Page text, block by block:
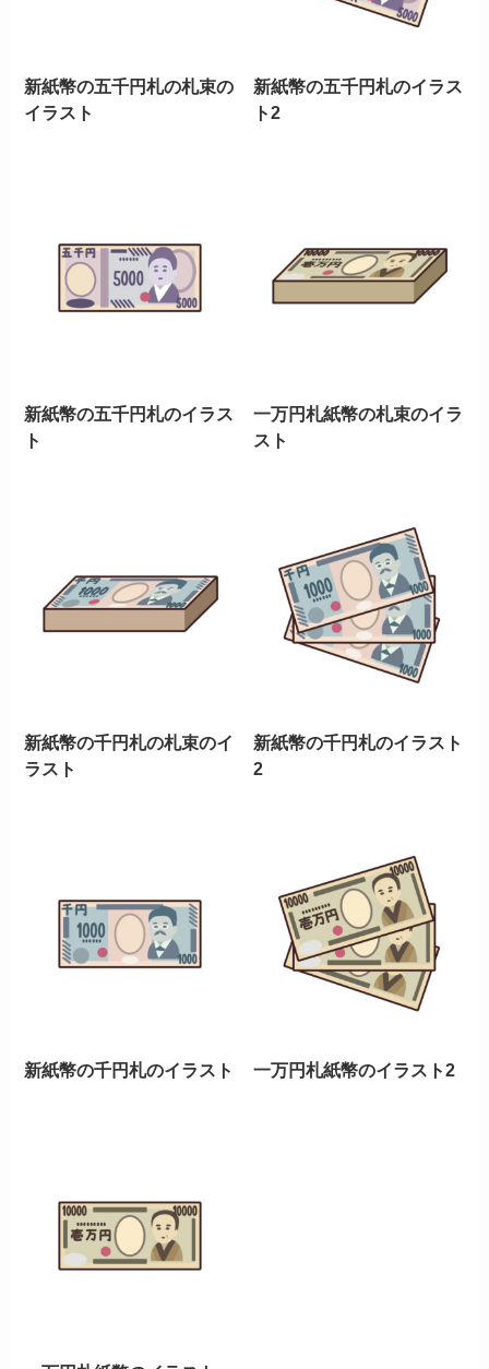
新紙幣の五千円札の札束の
イラスト
新紙幣の五千円札のイラス
ト2
新紙幣の五千円札のイラス
ト
一万円札紙幣の札束のイラ
スト
新紙幣の千円札の札束のイ
ラスト
新紙幣の千円札のイラスト
2
新紙幣の千円札のイラスト 一万円札紙幣のイラスト2